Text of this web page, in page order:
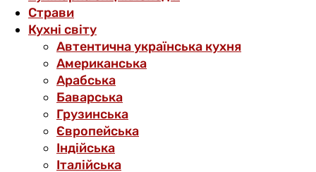
Страви
Кухні світу
Автентична українська кухня
Американська
Арабська
Баварська
Грузинська
Європейська
Індійська
Італійська